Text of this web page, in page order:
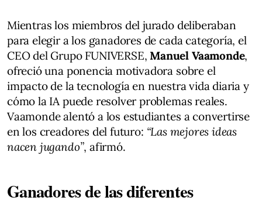
Mientras los miembros del jurado deliberaban
para elegir a los ganadores de cada categoría, el
CEO del Grupo FUNIVERSE, Manuel Vaamonde,
ofreció una ponencia motivadora sobre el
impacto de la tecnología en nuestra vida diaria y
cómo la IA puede resolver problemas reales.
Vaamonde alentó a los estudiantes a convertirse
en los creadores del futuro: “Las mejores ideas
nacen jugando”, afirmó.
Ganadores de las diferentes